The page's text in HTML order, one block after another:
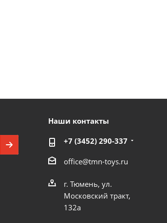
Наши контакты
+7 (3452) 290-337
office@tmn-toys.ru
г. Тюмень, ул.
Московский тракт,
132а